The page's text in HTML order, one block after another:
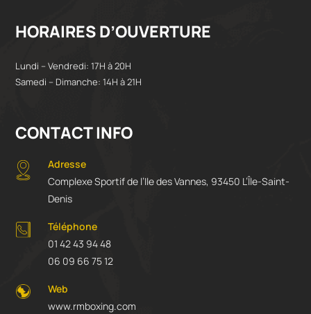
HORAIRES D’OUVERTURE
Lundi – Vendredi: 17H à 20H
Samedi – Dimanche: 14H à 21H
CONTACT INFO
Adresse
Complexe Sportif de l’Ile des Vannes, 93450 L’Île-Saint-
Denis
Téléphone
01 42 43 94 48
06 09 66 75 12
Web
www.rmboxing.com